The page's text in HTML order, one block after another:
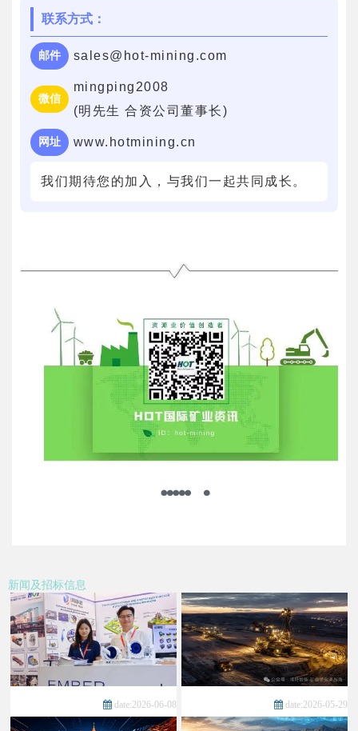
联系方式：
邮件 sales@hot-mining.com
微信
mingping2008
(明先生 合资公司董事长)
网址 www.hotmining.cn
我们期待您的加入，与我们一起共同成长。
新闻及招标信息
date:2026-06-08 date:2026-05-29